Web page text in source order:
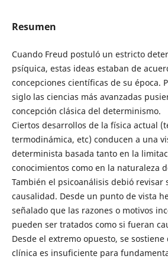
Resumen
Cuando Freud postuló un estricto
psíquica, estas ideas estaban de
concepciones científicas de su época.
siglo las ciencias más avanzadas
concepción clásica del determinismo.
Ciertos desarrollos de la física actual
termodinámica, etc) conducen a una
determinista basada tanto en la
conocimientos como en la naturaleza
También el psicoanálisis debió revisar
causalidad. Desde un punto de vista
señalado que las razones o motivos
pueden ser tratados como si fueran
Desde el extremo opuesto, se
clínica es insuficiente para